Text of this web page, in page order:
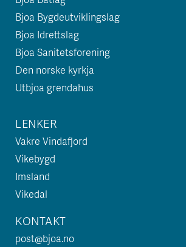
Bjoa Bygdeutviklingslag
Bjoa Idrettslag
Bjoa Sanitetsforening
Den norske kyrkja
Utbjoa grendahus
LENKER
Vakre Vindafjord
Vikebygd
Imsland
Vikedal
KONTAKT
post@bjoa.no